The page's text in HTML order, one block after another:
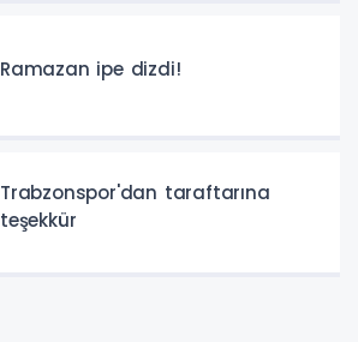
Ramazan ipe dizdi!
Trabzonspor'dan taraftarına
teşekkür